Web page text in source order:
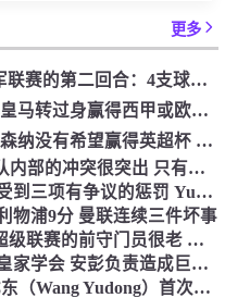
更多
没有逆转？ DeepSeek预测冠军联赛的第二回合：4支球队在第一回合中获胜 枪手输了
有奇迹吗？西班牙媒体：除非皇马转过身赢得西甲或欧洲冠军
放弃联赛并赶到冠军联赛？阿森纳没有希望赢得英超杯 赢得欧洲冠军的可能性
Choi Kang-Hee失去了控制 团队内部的冲突很突出 只有一个人可以从水火中拯救崔孔
实时广播：Shenhua vs Yukun受到三项有争议的惩罚 Yukun将向中国足球联合会提出投诉
物浦9分 曼联连续三件坏事
3场比赛中两个低级错误 中国超级联赛的前守门员很老 是时候让位了 最好的继任者出现
皇家马德里令人兴奋地消除了皇家学会 安彭负责造成巨大的灾难！
国家橄榄球队23人名单：王·尤东（Wang Yudong）首次被选为第11名 塞吉尼奥（Serginho）在名单上